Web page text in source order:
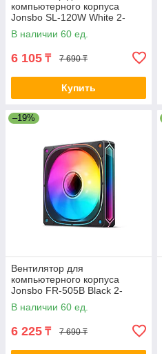
компьютерного корпуса
Jonsbo SL-120W White 2-
021790
В наличии 60 ед.
6 105 ₸ 7 690 ₸
Купить
–19%
Вентилятор для
компьютерного корпуса
Jonsbo FR-505B Black 2-
021787
В наличии 60 ед.
6 225 ₸ 7 690 ₸